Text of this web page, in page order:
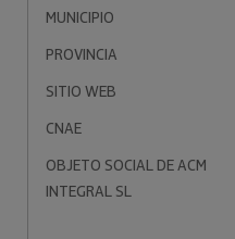
MUNICIPIO
PROVINCIA
SITIO WEB
CNAE
OBJETO SOCIAL DE ACM
INTEGRAL SL